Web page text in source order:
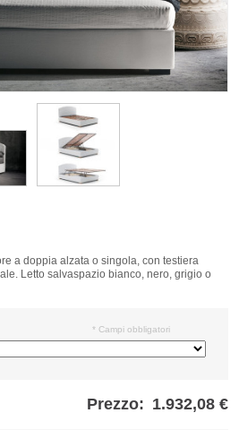
a doppia alzata o singola, con testiera
Letto salvaspazio bianco, nero, grigio o
* Campi obbligatori
Prezzo: 1.932,08 €